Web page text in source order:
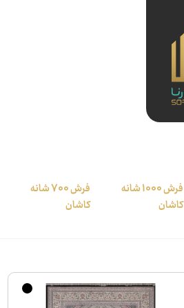
فرش 1000 شانه
کاشان
فرش 700 شانه
کاشان